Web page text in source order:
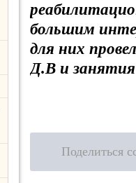
большим
для них
Д.В и занятия
Поделиться